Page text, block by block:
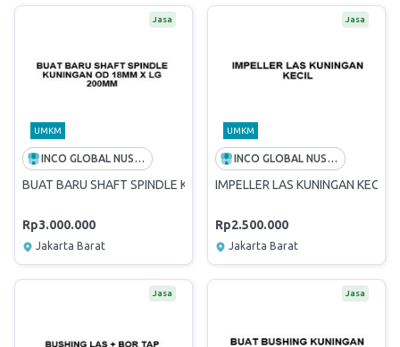
Jasa
UMKM
INCO GLOBAL NUSANTARA
BUAT BARU SHAFT SPINDLE KUNINGAN OD 18MM X LG 200MM
Rp3.000.000
Jakarta Barat
Jasa
UMKM
INCO GLOBAL NUSANTARA
IMPELLER LAS KUNINGAN KECIL
Rp2.500.000
Jakarta Barat
Jasa Jasa